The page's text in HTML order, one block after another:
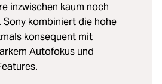
inzwischen kaum noch
Sony kombiniert die hohe
konsequent mit
Autofokus und